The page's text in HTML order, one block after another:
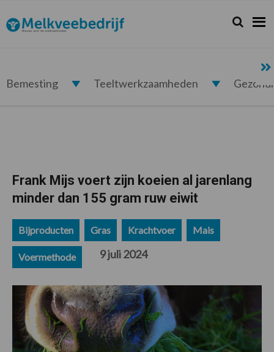
de
hoofdnavigatie
de
hoofd
de
eerste
de
voettekst
Melkveebedrijf.nl Zoeken...
Zoek
Bemesting Teeltwerkzaamheden
Frank Mijs voert zijn koeien al jarenlang
minder dan 155 gram ruw eiwit
Bijproducten Gras Krachtvoer Mais
Voermethode 9 juli 2024